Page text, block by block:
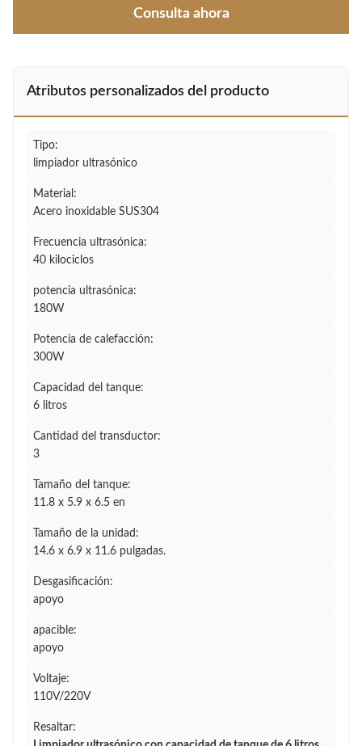
Consulta ahora
Atributos personalizados del producto
Tipo:
limpiador ultrasónico
Material:
Acero inoxidable SUS304
Frecuencia ultrasónica:
40 kilociclos
potencia ultrasónica:
180W
Potencia de calefacción:
300W
Capacidad del tanque:
6 litros
Cantidad del transductor:
3
Tamaño del tanque:
11.8 x 5.9 x 6.5 en
Tamaño de la unidad:
14.6 x 6.9 x 11.6 pulgadas.
Desgasificación:
apoyo
apacible:
apoyo
Voltaje:
110V/220V
Resaltar: